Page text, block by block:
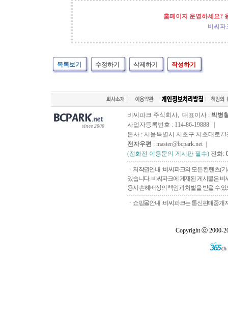
홈페이지 운영하세요?
비씨파
목록보기 수정하기 삭제하기 작성하기
since 2000
비씨파크 주식회사, 대표이사 : 박병
사업자등록번호 : 114-86-19888 |
본사 : 서울특별시 서초구 서초대로73
전자우편 : master@bcpark.net |
(전화전 이용문의 게시판 필수) 전화:
ㆍ저작권안내 : 비씨파크의 모든 컨텐츠(
있습니다. 비씨파크에 게재된 게시물은
용시 손해배상의 책임과 처벌을 받을 수
ㆍ쇼핑몰안내 : 비씨파크는 통신판매중개
Copyright ⓒ 2000-